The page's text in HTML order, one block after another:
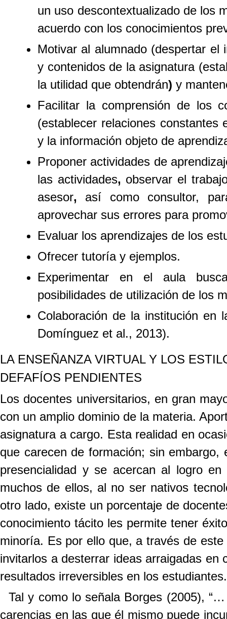
un uso descontextualizado de los
acuerdo con los conocimientos
Motivar al alumnado (despertar el
y contenidos de la asignatura
la utilidad que obtendrán) y
Facilitar la comprensión de los
(establecer relaciones constantes
y la información objeto de
Proponer actividades de
las actividades, observar el
asesor, así como consultor,
aprovechar sus errores para
Evaluar los aprendizajes de los
Ofrecer tutoría y ejemplos.
Experimentar en el aula
posibilidades de utilización de los
Colaboración de la institución en
Domínguez et al., 2013).
LA ENSEÑANZA VIRTUAL Y LOS
DEFAFÍOS PENDIENTES
Los docentes universitarios, en gran
con un amplio dominio de la materia.
asignatura a cargo. Esta realidad en
que carecen de formación; sin
presencialidad y se acercan al logro
muchos de ellos, al no ser nativos
otro lado, existe un porcentaje de
conocimiento tácito les permite tener
minoría. Es por ello que, a través de
invitarlos a desterrar ideas arraigadas
resultados irreversibles en los estudiantes.
Tal y como lo señala Borges (2005),
carencias en las que él mismo puede